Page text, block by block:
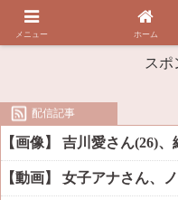
スポ
配信記事
メニュー ホーム